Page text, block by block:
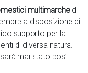
multimarche di
a disposizione di
supporto per la
di diversa natura.
mai stato così